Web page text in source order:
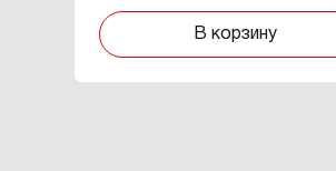
В корзину